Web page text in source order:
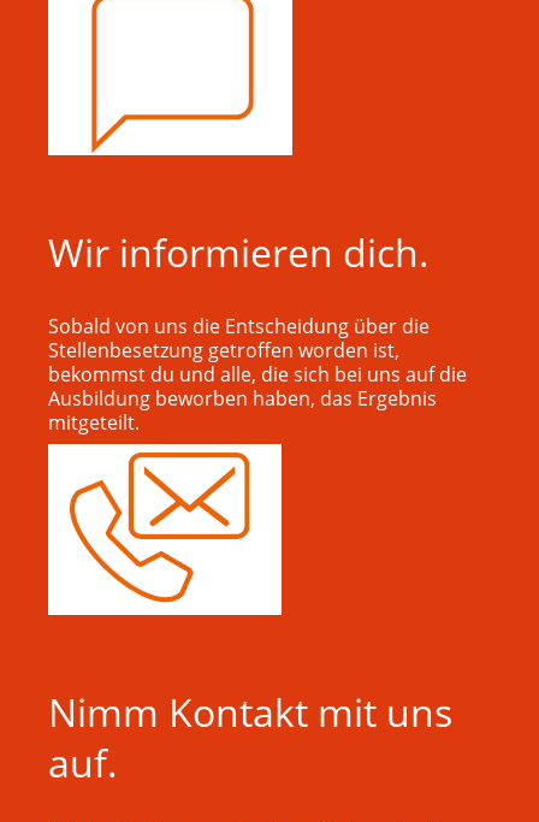
Wir informieren dich.
Sobald von uns die Entscheidung über die
Stellenbesetzung getroffen worden ist,
bekommst du und alle, die sich bei uns auf die
Ausbildung beworben haben, das Ergebnis
mitgeteilt.
Nimm Kontakt mit uns
auf.